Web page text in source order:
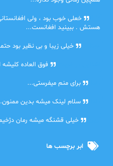
خعلی خوب بود ، ولی
هستش . ببینید افغانست...
خیلی زیبا و بی نظیر بود
فوق العاده
برای منم میفرستی...
سلام لینک میشه بدین
خیلی قشنگه میشه رمان
ابر برچسب ها